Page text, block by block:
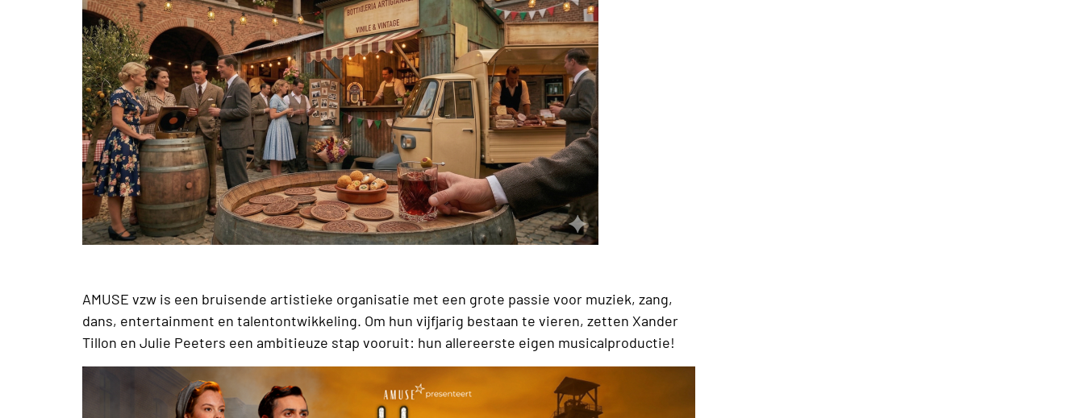
AMUSE vzw is een bruisende artistieke organisatie met een grote passie voor muziek, zang,
dans, entertainment en talentontwikkeling. Om hun vijfjarig bestaan te vieren, zetten Xander
Tillon en Julie Peeters een ambitieuze stap vooruit: hun allereerste eigen musicalproductie!